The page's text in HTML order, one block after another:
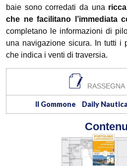
baie sono corredati da una
che ne facilitano l’immediata
completano le informazioni di
una navigazione sicura. In tutti i
che indica i venti di traversia.
RASSEGNA
Il Gommone Daily